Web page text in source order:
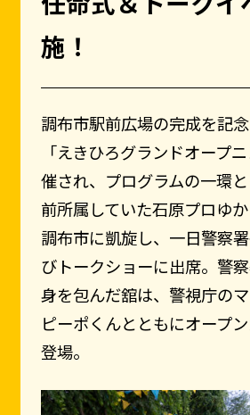
施！
調布市駅前広場の完成を記
「えきひろグランドオープ
催され、プログラムの一環
前所属していた石原プロゆ
調布市に凱旋し、一日警察
びトークショーに出席。警
身を包んだ舘は、警視庁の
ピーポくんとともにオープ
登場。